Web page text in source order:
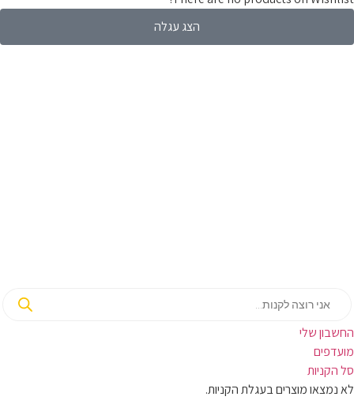
הצג עגלה
החשבון שלי‬
‫מועדפים‬‬
סל הקניות
לא נמצאו מוצרים בעגלת הקניות.